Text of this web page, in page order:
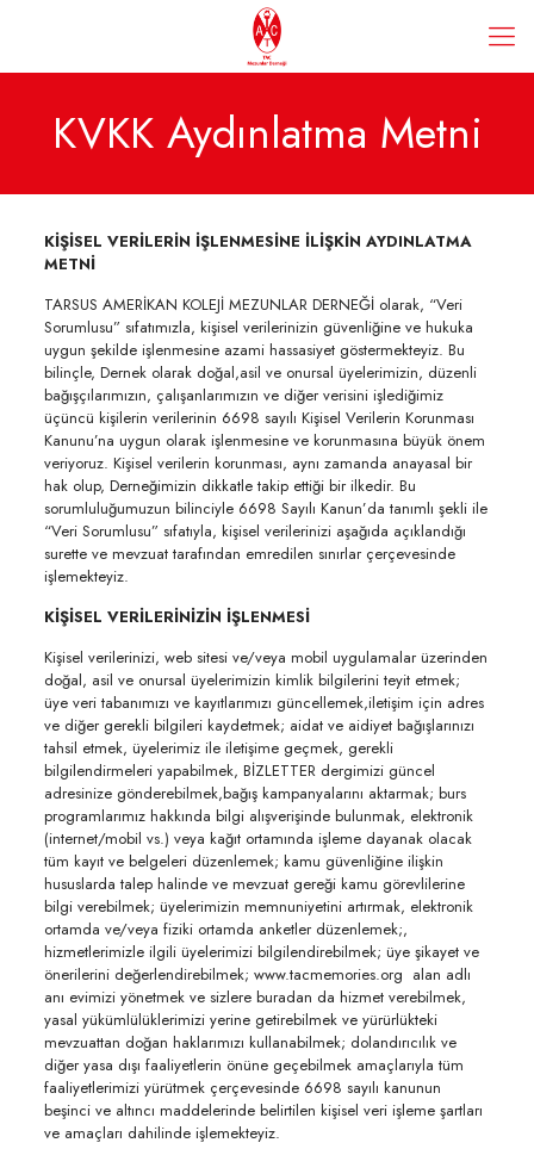
KVKK Aydınlatma Metni
KİŞİSEL VERİLERİN İŞLENMESİNE İLİŞKİN AYDINLATMA
METNİ
TARSUS AMERİKAN KOLEJİ MEZUNLAR DERNEĞİ olarak, “Veri
Sorumlusu” sıfatımızla, kişisel verilerinizin güvenliğine ve hukuka
uygun şekilde işlenmesine azami hassasiyet göstermekteyiz. Bu
bilinçle, Dernek olarak doğal,asil ve onursal üyelerimizin, düzenli
bağışçılarımızın, çalışanlarımızın ve diğer verisini işlediğimiz
üçüncü kişilerin verilerinin 6698 sayılı Kişisel Verilerin Korunması
Kanunu’na uygun olarak işlenmesine ve korunmasına büyük önem
veriyoruz. Kişisel verilerin korunması, aynı zamanda anayasal bir
hak olup, Derneğimizin dikkatle takip ettiği bir ilkedir. Bu
sorumluluğumuzun bilinciyle 6698 Sayılı Kanun’da tanımlı şekli ile
“Veri Sorumlusu” sıfatıyla, kişisel verilerinizi aşağıda açıklandığı
surette ve mevzuat tarafından emredilen sınırlar çerçevesinde
işlemekteyiz.
KİŞİSEL VERİLERİNİZİN İŞLENMESİ
Kişisel verilerinizi, web sitesi ve/veya mobil uygulamalar üzerinden
doğal, asil ve onursal üyelerimizin kimlik bilgilerini teyit etmek;
üye veri tabanımızı ve kayıtlarımızı güncellemek,iletişim için adres
ve diğer gerekli bilgileri kaydetmek; aidat ve aidiyet bağışlarınızı
tahsil etmek, üyelerimiz ile iletişime geçmek, gerekli
bilgilendirmeleri yapabilmek, BİZLETTER dergimizi güncel
adresinize gönderebilmek,bağış kampanyalarını aktarmak; burs
programlarımız hakkında bilgi alışverişinde bulunmak, elektronik
(internet/mobil vs.) veya kağıt ortamında işleme dayanak olacak
tüm kayıt ve belgeleri düzenlemek; kamu güvenliğine ilişkin
hususlarda talep halinde ve mevzuat gereği kamu görevlilerine
bilgi verebilmek; üyelerimizin memnuniyetini artırmak, elektronik
ortamda ve/veya fiziki ortamda anketler düzenlemek;,
hizmetlerimizle ilgili üyelerimizi bilgilendirebilmek; üye şikayet ve
önerilerini değerlendirebilmek; www.tacmemories.org alan adlı
anı evimizi yönetmek ve sizlere buradan da hizmet verebilmek,
yasal yükümlülüklerimizi yerine getirebilmek ve yürürlükteki
mevzuattan doğan haklarımızı kullanabilmek; dolandırıcılık ve
diğer yasa dışı faaliyetlerin önüne geçebilmek amaçlarıyla tüm
faaliyetlerimizi yürütmek çerçevesinde 6698 sayılı kanunun
beşinci ve altıncı maddelerinde belirtilen kişisel veri işleme şartları
ve amaçları dahilinde işlemekteyiz.